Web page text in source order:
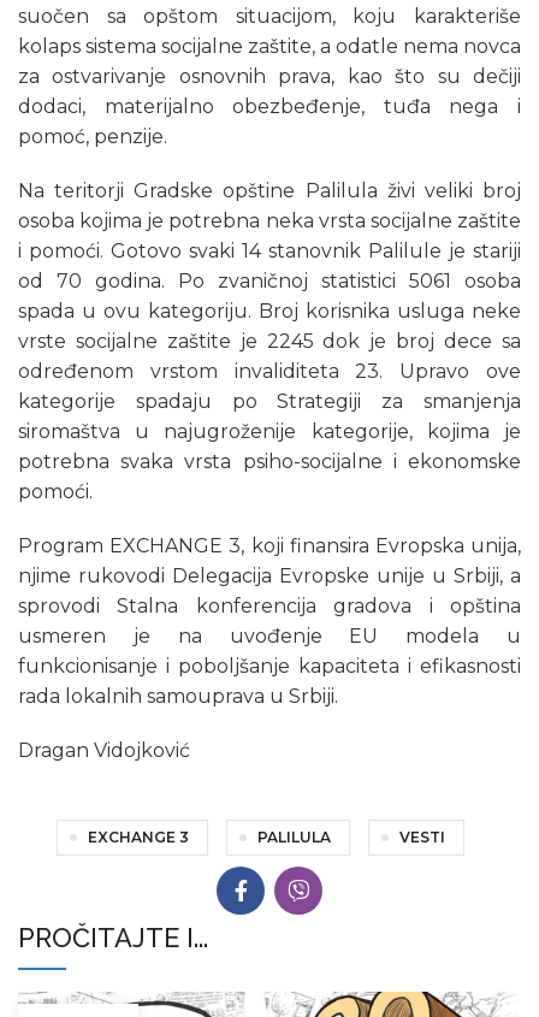
suočen sa opštom situacijom, koju karakteriše
kolaps sistema socijalne zaštite, a odatle nema novca
za ostvarivanje osnovnih prava, kao što su dečiji
dodaci, materijalno obezbeđenje, tuđa nega i
pomoć, penzije.
Na teritorji Gradske opštine Palilula živi veliki broj
osoba kojima je potrebna neka vrsta socijalne zaštite
i pomoći. Gotovo svaki 14 stanovnik Palilule je stariji
od 70 godina. Po zvaničnoj statistici 5061 osoba
spada u ovu kategoriju. Broj korisnika usluga neke
vrste socijalne zaštite je 2245 dok je broj dece sa
određenom vrstom invaliditeta 23. Upravo ove
kategorije spadaju po Strategiji za smanjenja
siromaštva u najugroženije kategorije, kojima je
potrebna svaka vrsta psiho-socijalne i ekonomske
pomoći.
Program EXCHANGE 3, koji finansira Evropska unija,
njime rukovodi Delegacija Evropske unije u Srbiji, a
sprovodi Stalna konferencija gradova i opština
usmeren je na uvođenje EU modela u
funkcionisanje i poboljšanje kapaciteta i efikasnosti
rada lokalnih samouprava u Srbiji.
Dragan Vidojković
EXCHANGE 3 PALILULA VESTI
PROČITAJTE I...